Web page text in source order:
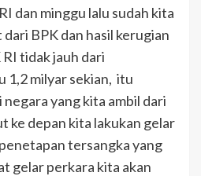
dan minggu lalu sudah kita
BPK dan hasil kerugian
tidak jauh dari
1,2 milyar sekian, itu
yang kita ambil dari
ke depan kita lakukan gelar
tersangka yang
gelar perkara kita akan